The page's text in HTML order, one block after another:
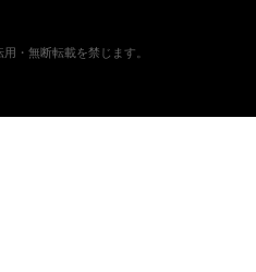
・無断転載を禁じます。